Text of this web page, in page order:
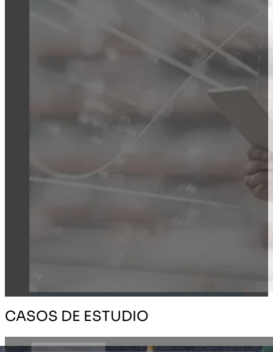
CASOS DE ESTUDIO